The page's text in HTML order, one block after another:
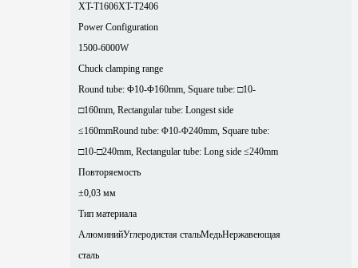
XT-T1606XT-T2406
Power Configuration
1500-6000W
Chuck clamping range
Round tube: Φ10-Φ160mm, Square tube: □10-
□160mm, Rectangular tube: Longest side
≤160mmRound tube: Φ10-Φ240mm, Square tube:
□10-□240mm, Rectangular tube: Long side ≤240mm
Повторяемость
±0,03 мм
Тип материала
АлюминийУглеродистая стальМедьНержавеющая
сталь